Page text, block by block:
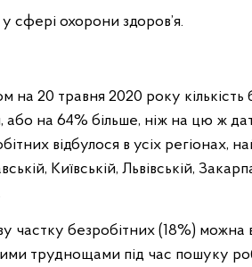
у сфері охорони здоров’я.
на 20 травня 2020 року кількість
або на 64% більше, ніж на цю ж
відбулося в усіх регіонах,
Київській, Львівській,
частку безробітних (18%) можна
труднощами під час пошуку